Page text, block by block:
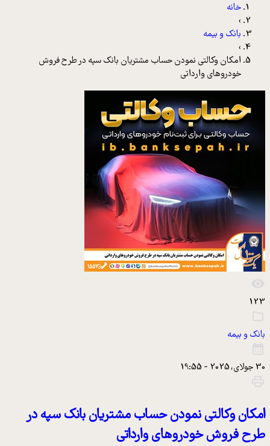
خانه
›
بانک و بیمه
›
امکان وکالتی نمودن حساب مشتریان بانک سپه در طرح فروش
خودروهای وارداتی
123
بانک و بیمه
30 جولای, 2025 - 19:55
امکان وکالتی نمودن حساب مشتریان بانک سپه در
طرح فروش خودروهای وارداتی